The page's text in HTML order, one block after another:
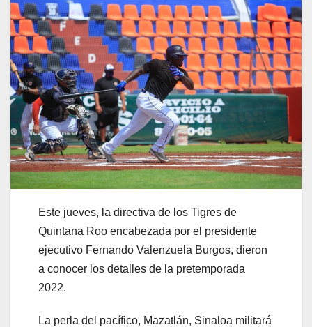
Este jueves, la directiva de los Tigres de
Quintana Roo encabezada por el presidente
ejecutivo Fernando Valenzuela Burgos, dieron
a conocer los detalles de la pretemporada
2022.
La perla del pacífico, Mazatlán, Sinaloa militará